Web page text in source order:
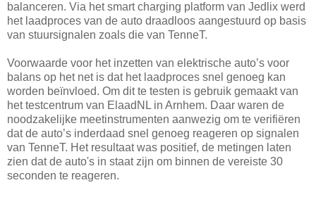
balanceren. Via het smart charging platform van Jedlix werd
het laadproces van de auto draadloos aangestuurd op basis
van stuursignalen zoals die van TenneT.
Voorwaarde voor het inzetten van elektrische auto’s voor
balans op het net is dat het laadproces snel genoeg kan
worden beïnvloed. Om dit te testen is gebruik gemaakt van
het testcentrum van ElaadNL in Arnhem. Daar waren de
noodzakelijke meetinstrumenten aanwezig om te verifiëren
dat de auto’s inderdaad snel genoeg reageren op signalen
van TenneT. Het resultaat was positief, de metingen laten
zien dat de auto's in staat zijn om binnen de vereiste 30
seconden te reageren.